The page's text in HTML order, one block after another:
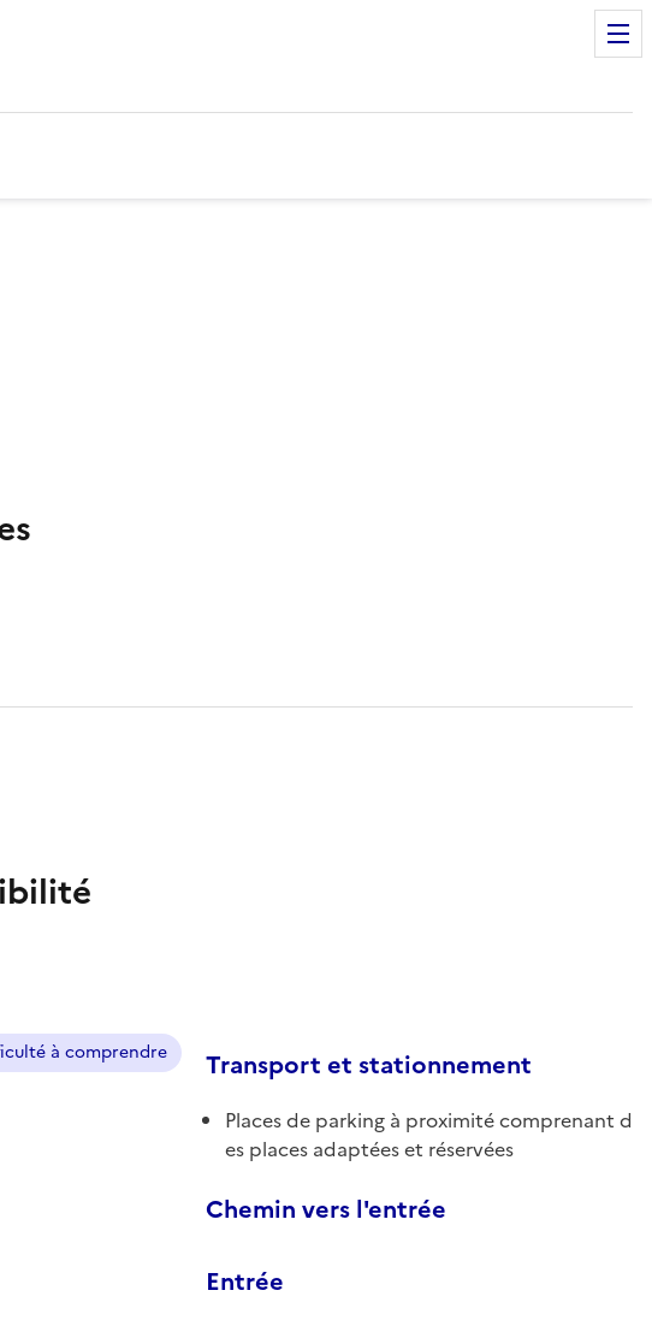
à comprendre Transport et stationnement
Places de parking à proximité comprenant d
es places adaptées et réservées
Chemin vers l'entrée
Entrée